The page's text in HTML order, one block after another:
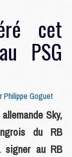
cet
PSG
Philippe Goguet
Sky,
du RB
signer au RB